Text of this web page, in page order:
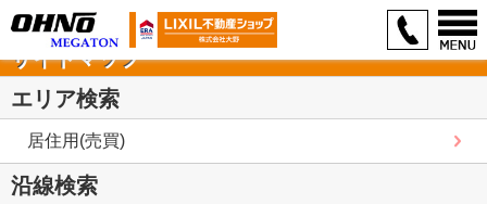
サイトマップ
エリア検索
居住用(売買)
沿線検索